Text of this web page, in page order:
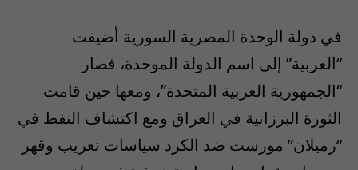
في دولة الوحدة المصرية السورية أضيفت
“العربية” إلى اسم الدولة الموحدة، فصار
“الجمهورية العربية المتحدة”، ومعها حين قامت
الثورة البرزانية في العراق ومع اكتشاف النفط في
“رميلان” مورست ضد الكرد سياسات تعريب وقهر